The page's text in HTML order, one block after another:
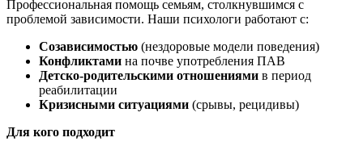
Профессиональная помощь семьям, столкнувшимся с
проблемой зависимости. Наши психологи работают с:
Созависимостью (нездоровые модели поведения)
Конфликтами на почве употребления ПАВ
Детско-родительскими отношениями в период
реабилитации
Кризисными ситуациями (срывы, рецидивы)
Для кого подходит